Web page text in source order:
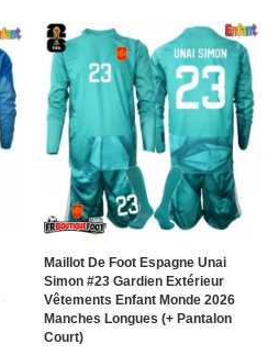
Maillot De Foot Espagne Unai
Simon #23 Gardien Extérieur
Vêtements Enfant Monde 2026
Manches Longues (+ Pantalon
Court)